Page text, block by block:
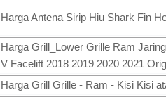
Harga Antena Sirip Hiu Shark Fin
Harga Grill_Lower Grille Ram
V Facelift 2018 2019 2020 2021
Harga Grill Grille - Ram - Kisi Kisi